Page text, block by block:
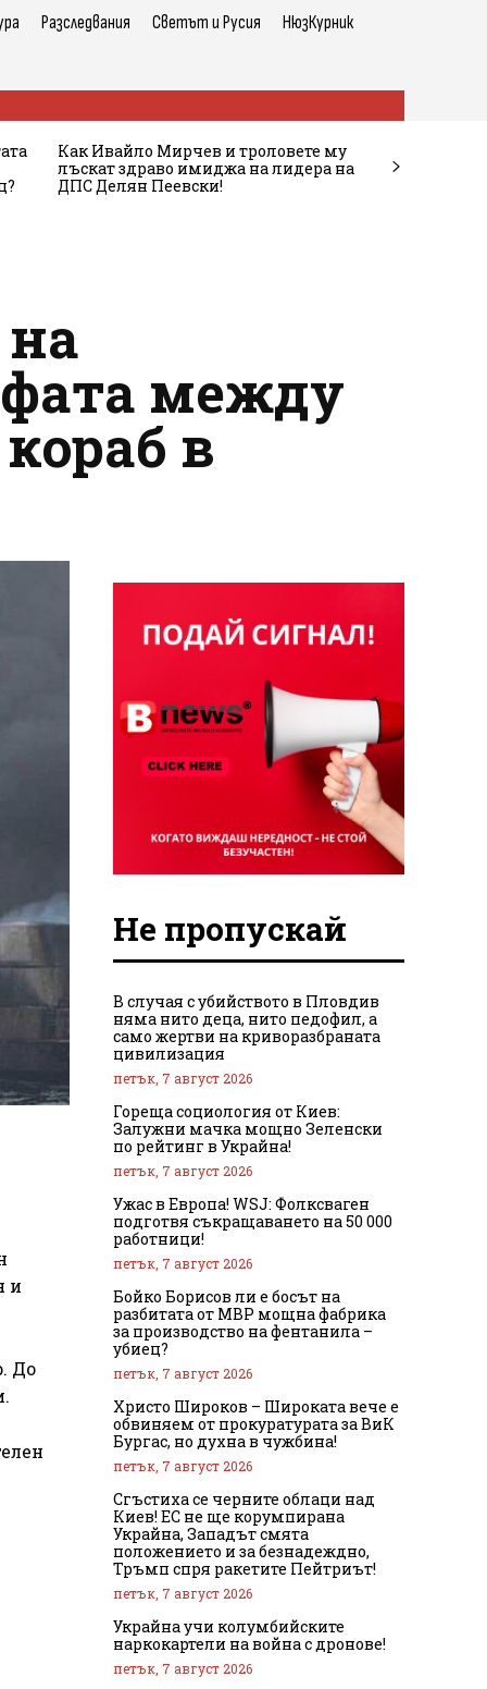
Разследвания Светът и Русия НюзКурник
Как Ивайло Мирчев и троловете му
лъскат здраво имиджа на лидера на
ДПС Делян Пеевски!
между
в
и
До
Не пропускай
В случая с убийството в Пловдив
няма нито деца, нито педофил, а
само жертви на криворазбраната
цивилизация
петък, 7 август 2026
Гореща социология от Киев:
Залужни мачка мощно Зеленски
по рейтинг в Украйна!
петък, 7 август 2026
Ужас в Европа! WSJ: Фолксваген
подготвя съкращаването на 50 000
работници!
петък, 7 август 2026
Бойко Борисов ли е босът на
разбитата от МВР мощна фабрика
за производство на фентанила –
убиец?
петък, 7 август 2026
Христо Широков – Широката вече е
обвиняем от прокуратурата за ВиК
Бургас, но духна в чужбина!
петък, 7 август 2026
Сгъстиха се черните облаци над
Киев! ЕС не ще корумпирана
Украйна, Западът смята
положението и за безнадеждно,
Тръмп спря ракетите Пейтриът!
петък, 7 август 2026
Украйна учи колумбийските
наркокартели на война с дронове!
петък, 7 август 2026